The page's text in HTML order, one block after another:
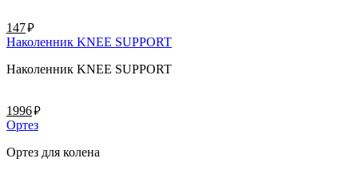
147руб.
Наколенник KNEE SUPPORT
Наколенник KNEE SUPPORT
1996руб.
Ортез
Ортез для колена